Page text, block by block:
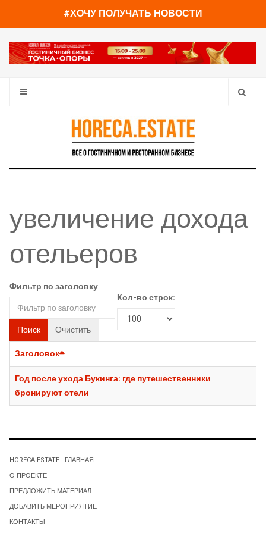
#ХОЧУ ПОЛУЧАТЬ НОВОСТИ
увеличение дохода
отельеров
Фильтр по заголовку
Поиск Очистить
Кол-во строк:
Заголовок
Год после ухода Букинга: где путешественники
бронируют отели
HORECA ESTATE | ГЛАВНАЯ
О ПРОЕКТЕ
ПРЕДЛОЖИТЬ МАТЕРИАЛ
ДОБАВИТЬ МЕРОПРИЯТИЕ
КОНТАКТЫ